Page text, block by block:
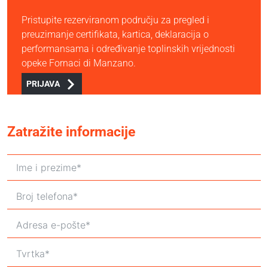
Pristupite rezerviranom području za pregled i
preuzimanje certifikata, kartica, deklaracija o
performansama i određivanje toplinskih vrijednosti
opeke Fornaci di Manzano.
PRIJAVA
Zatražite informacije